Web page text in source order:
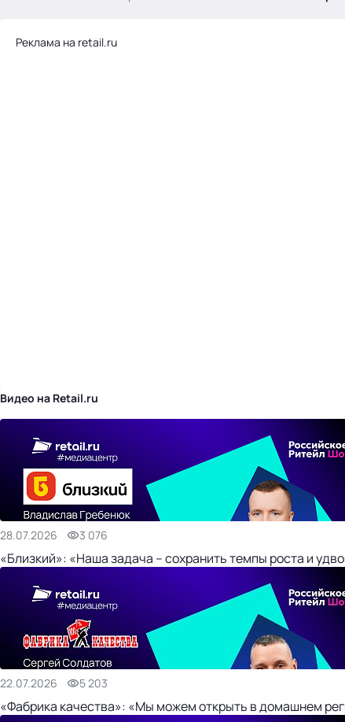
Реклама на retail.ru
Видео на Retail.ru
28.07.2026 3 076
«Близкий»: «Наша задача – сохранить темпы роста и
22.07.2026 5 203
«Фабрика качества»: «Мы можем открыть в домашнем